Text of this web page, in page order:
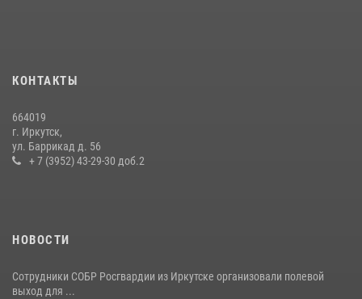
пенсионерку, страдающую потерей памяти
В Иркутске сотрудники вневедомственной охраны Росгвардии
приняли участие в благотворительной акции
КОНТАКТЫ
664019
г. Иркутск,
ул. Баррикад д. 56
+ 7 (3952) 43-29-30 доб.2
НОВОСТИ
Сотрудники СОБР Росгвардии из Иркутске организовали полевой
выход для ...